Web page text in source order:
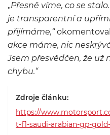
„Přesně víme, co se
je transparentní a
přijímáme,“okomentoval
akce máme, nic
Jsem přesvědčen, že
chybu.“
Zdroje článku:
https://
t-f1-saudi-arabian-gp-